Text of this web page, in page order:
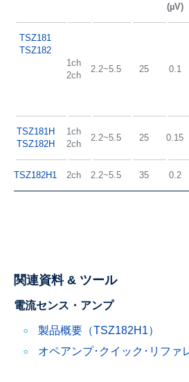
(µV)
TSZ181
TSZ182
1ch
2ch
2.2~5.5 25 0.1
TSZ181H
TSZ182H
1ch
2ch
2.2~5.5 25 0.15
TSZ182H1 2ch 2.2~5.5 35 0.2
関連資料 & ツール
電流センス・アンプ
製品概要（TSZ182H1）
オペアンプ･クイック･リファ